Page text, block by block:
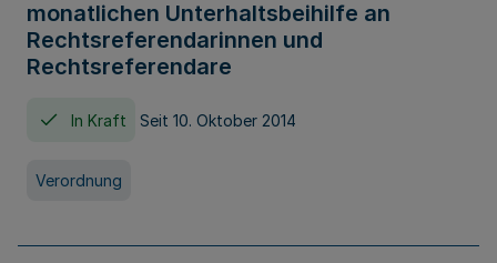
monatlichen Unterhaltsbeihilfe an
Rechtsreferendarinnen und
Rechtsreferendare
In Kraft Seit 10. Oktober 2014
Verordnung